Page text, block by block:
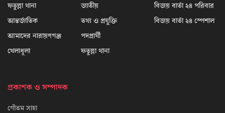
ফতুল্লা থানা
আন্তর্জাতিক
আমাদের নারায়ণগঞ্জ
খেলাধূলা
জাতীয়
তথ্য ও প্রযুক্তি
পদপ্রার্থী
ফতুল্লা থানা
বিজয় বার্তা ২৪ পরিবার
বিজয় বার্তা ২৪ স্পেশাল
প্রকাশক ও সম্পাদক
গৌতম সাহা